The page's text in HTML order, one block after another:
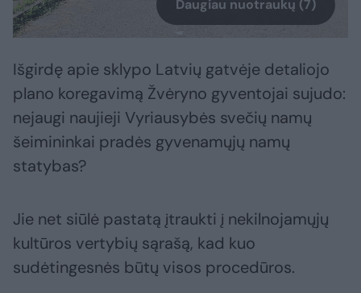
Daugiau nuotraukų (7)
Išgirdę apie sklypo Latvių gatvėje detaliojo
plano koregavimą Žvėryno gyventojai sujudo:
nejaugi naujieji Vyriausybės svečių namų
šeimininkai pradės gyvenamųjų namų
statybas?
Jie net siūlė pastatą įtraukti į nekilnojamųjų
kultūros vertybių sąrašą, kad kuo
sudėtingesnės būtų visos procedūros.